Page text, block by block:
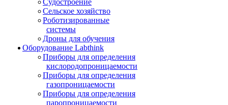
Судостроение
Сельское хозяйство
Роботизированные
системы
Дроны для обучения
Оборудование Labthink
Приборы для определения
кислородопроницаемости
Приборы для определения
газопроницаемости
Приборы для определения
паропроницаемости